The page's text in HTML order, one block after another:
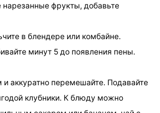
фрукты, добавьте
в блендере или комбайне.
минут 5 до появления пены.
аккуратно перемешайте. Подавайте
клубники. К блюду можно